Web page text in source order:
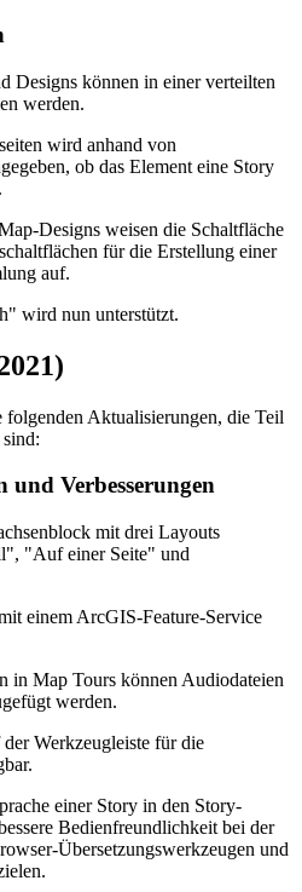
Designs können in einer verteilten
werden.
wird anhand von
ob das Element eine Story
Designs weisen die Schaltfläche
für die Erstellung einer
auf.
wird nun unterstützt.
Aktualisierungen, die Teil
Verbesserungen
mit drei Layouts
"Auf einer Seite" und
einem ArcGIS-Feature-Service
in Map Tours können Audiodateien
werden.
Werkzeugleiste für die
einer Story in den Story-
Bedienfreundlichkeit bei der
Übersetzungswerkzeugen und